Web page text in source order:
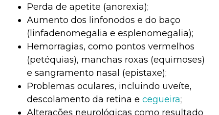
Perda de apetite (anorexia);
Aumento dos linfonodos e do baço
(linfadenomegalia e esplenomegalia);
Hemorragias, como pontos vermelhos
(petéquias), manchas roxas (equimoses)
e sangramento nasal (epistaxe);
Problemas oculares, incluindo uveíte,
descolamento da retina e cegueira;
Alterações neurológicas como resultado